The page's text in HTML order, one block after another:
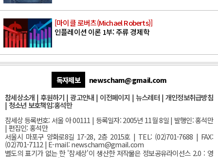
[마이클 로버츠(Michael Roberts)]
인플레이션 이론 1부: 주류 경제학
독자제보
newscham@gmail.com
참세상소개 | 후원하기 |광고안내 | 이전페이지 | 뉴스레터| 개인정보취급방침
| 청소년 보호책임:홍석만
참세상 등록번호: 서울 아 00111 | 등록일자: 2005년 11월 8일 | 발행인: 홍석만
| 편집인: 홍석만
서울시 마포구 양화로8길 17-28, 2층 2015호| TEL: (02)701-7688 | FAX:
(02)701-7112 | E-mail:newscham@gmail.com
별도의 표기가 없는 한 '참세상'이 생산한 저작물은 정보공유라이선스 2.0 : 영